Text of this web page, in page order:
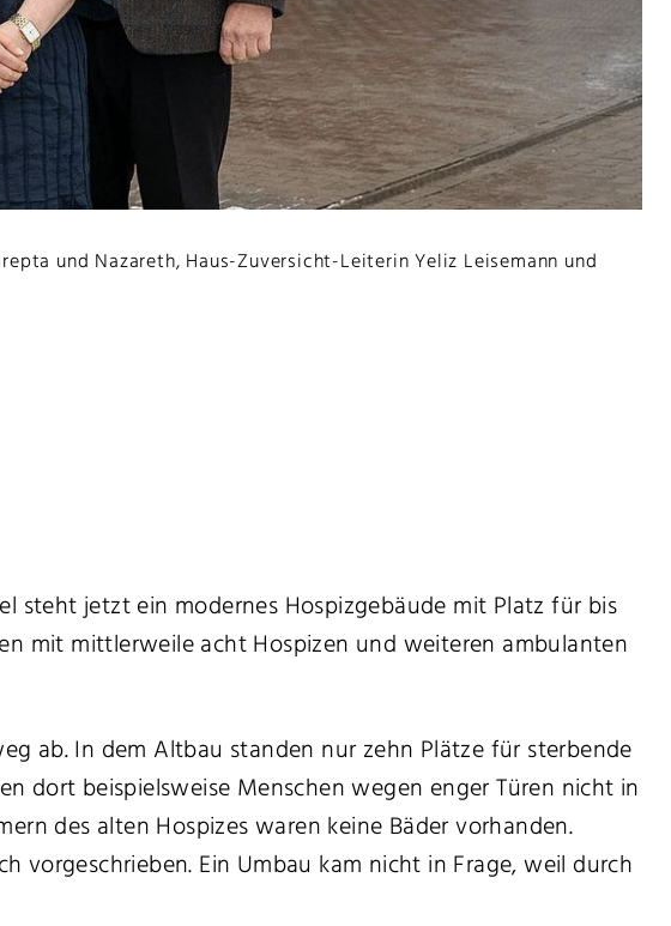
und Nazareth, Haus-Zuversicht-Leiterin Yeliz Leisemann und
steht jetzt ein modernes Hospizgebäude mit Platz für bis
mit mittlerweile acht Hospizen und weiteren ambulanten
ab. In dem Altbau standen nur zehn Plätze für sterbende
dort beispielsweise Menschen wegen enger Türen nicht in
des alten Hospizes waren keine Bäder vorhanden.
vorgeschrieben. Ein Umbau kam nicht in Frage, weil durch